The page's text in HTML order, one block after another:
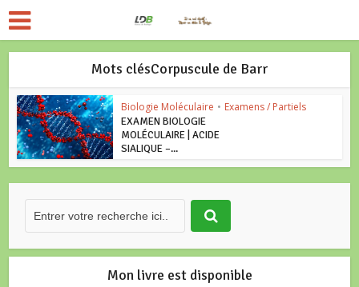
Mots clésCorpuscule de Barr
Biologie Moléculaire • Examens / Partiels
EXAMEN BIOLOGIE
MOLÉCULAIRE | ACIDE
SIALIQUE –...
Mon livre est disponible